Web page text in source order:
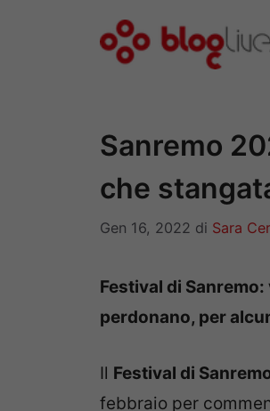
Sanremo
che
Gen 16, 2022 di Sara
Festival di
perdonano, per
Il Festival di
febbraio per